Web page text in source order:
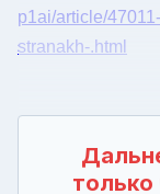
p1ai/article/
stranakh-.html